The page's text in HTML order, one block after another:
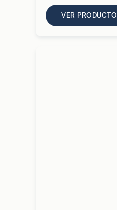
VER PRODUCTO